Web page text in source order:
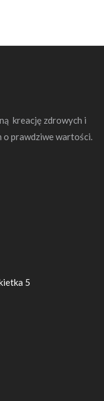
kreację zdrowych i
o prawdziwe wartości.
5